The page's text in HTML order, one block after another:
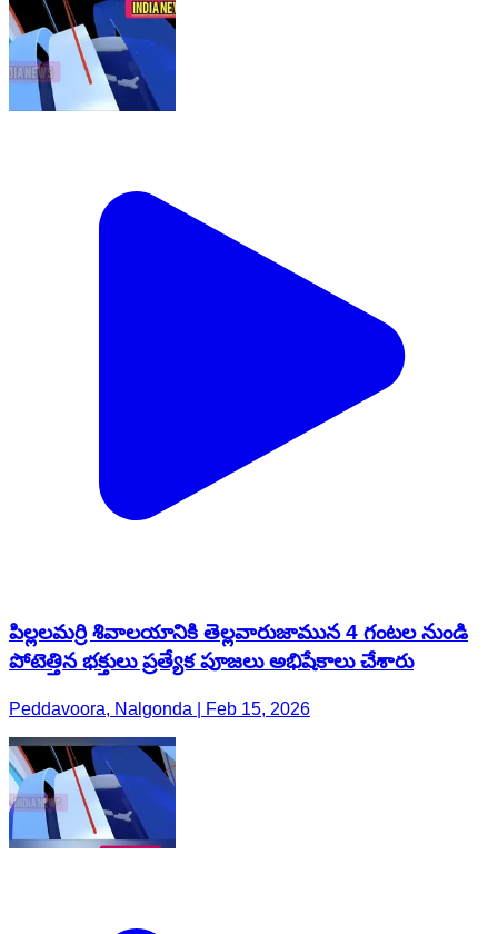
పిల్లలమర్రి శివాలయానికి తెల్లవారుజామున 4 గంటల నుండి
పోటెత్తిన భక్తులు ప్రత్యేక పూజలు అభిషేకాలు చేశారు
Peddavoora, Nalgonda | Feb 15, 2026